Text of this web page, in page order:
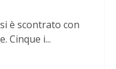
è scontrato con
Cinque i...